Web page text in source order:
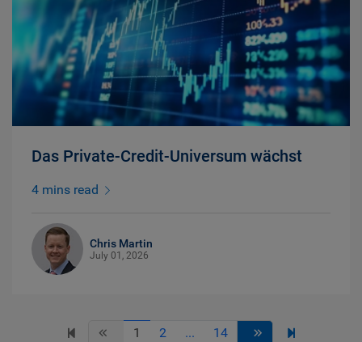
Das Private-Credit-Universum wächst
4 mins read
Chris Martin
July 01, 2026
1 2 ... 14